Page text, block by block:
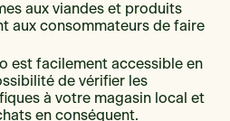
aux viandes et produits
aux consommateurs de faire
est facilement accessible en
de vérifier les
à votre magasin local et
en conséquent.